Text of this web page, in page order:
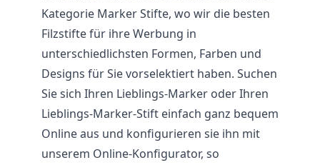
Kategorie Marker Stifte, wo wir die besten
Filzstifte für ihre Werbung in
unterschiedlichsten Formen, Farben und
Designs für Sie vorselektiert haben. Suchen
Sie sich Ihren Lieblings-Marker oder Ihren
Lieblings-Marker-Stift einfach ganz bequem
Online aus und konfigurieren sie ihn mit
unserem Online-Konfigurator, so